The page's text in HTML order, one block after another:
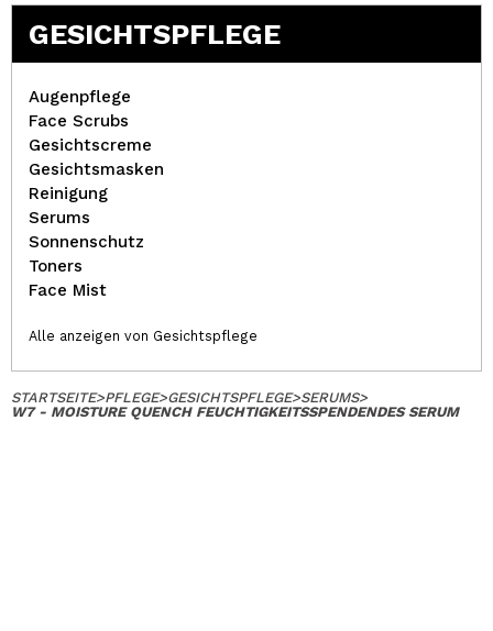
GESICHTSPFLEGE
Augenpflege
Face Scrubs
Gesichtscreme
Gesichtsmasken
Reinigung
Serums
Sonnenschutz
Toners
Face Mist
Alle anzeigen von Gesichtspflege
STARTSEITE>PFLEGE>GESICHTSPFLEGE>SERUMS>
W7 - MOISTURE QUENCH FEUCHTIGKEITSSPENDENDES SERUM